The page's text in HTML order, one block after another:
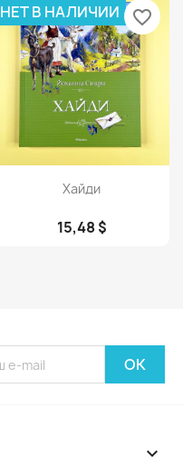
Просмотр
Хайди
15,48 $
НЕТ В НАЛИЧИИ favorite_border
